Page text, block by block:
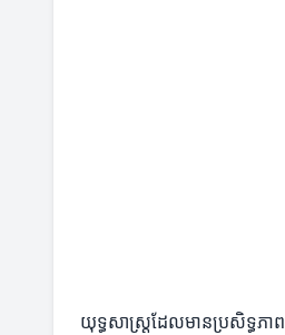
យុទ្ធសាស្ត្រដែលមានប្រសិទ្ធភាព